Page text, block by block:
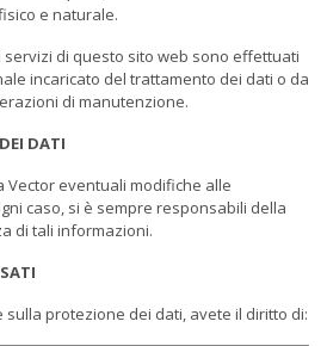
e naturale.
di questo sito web sono effettuati
incaricato del trattamento dei dati o da
di manutenzione.
DATI
Vector eventuali modifiche alle
caso, si è sempre responsabili della
di tali informazioni.
sulla protezione dei dati, avete il diritto di: